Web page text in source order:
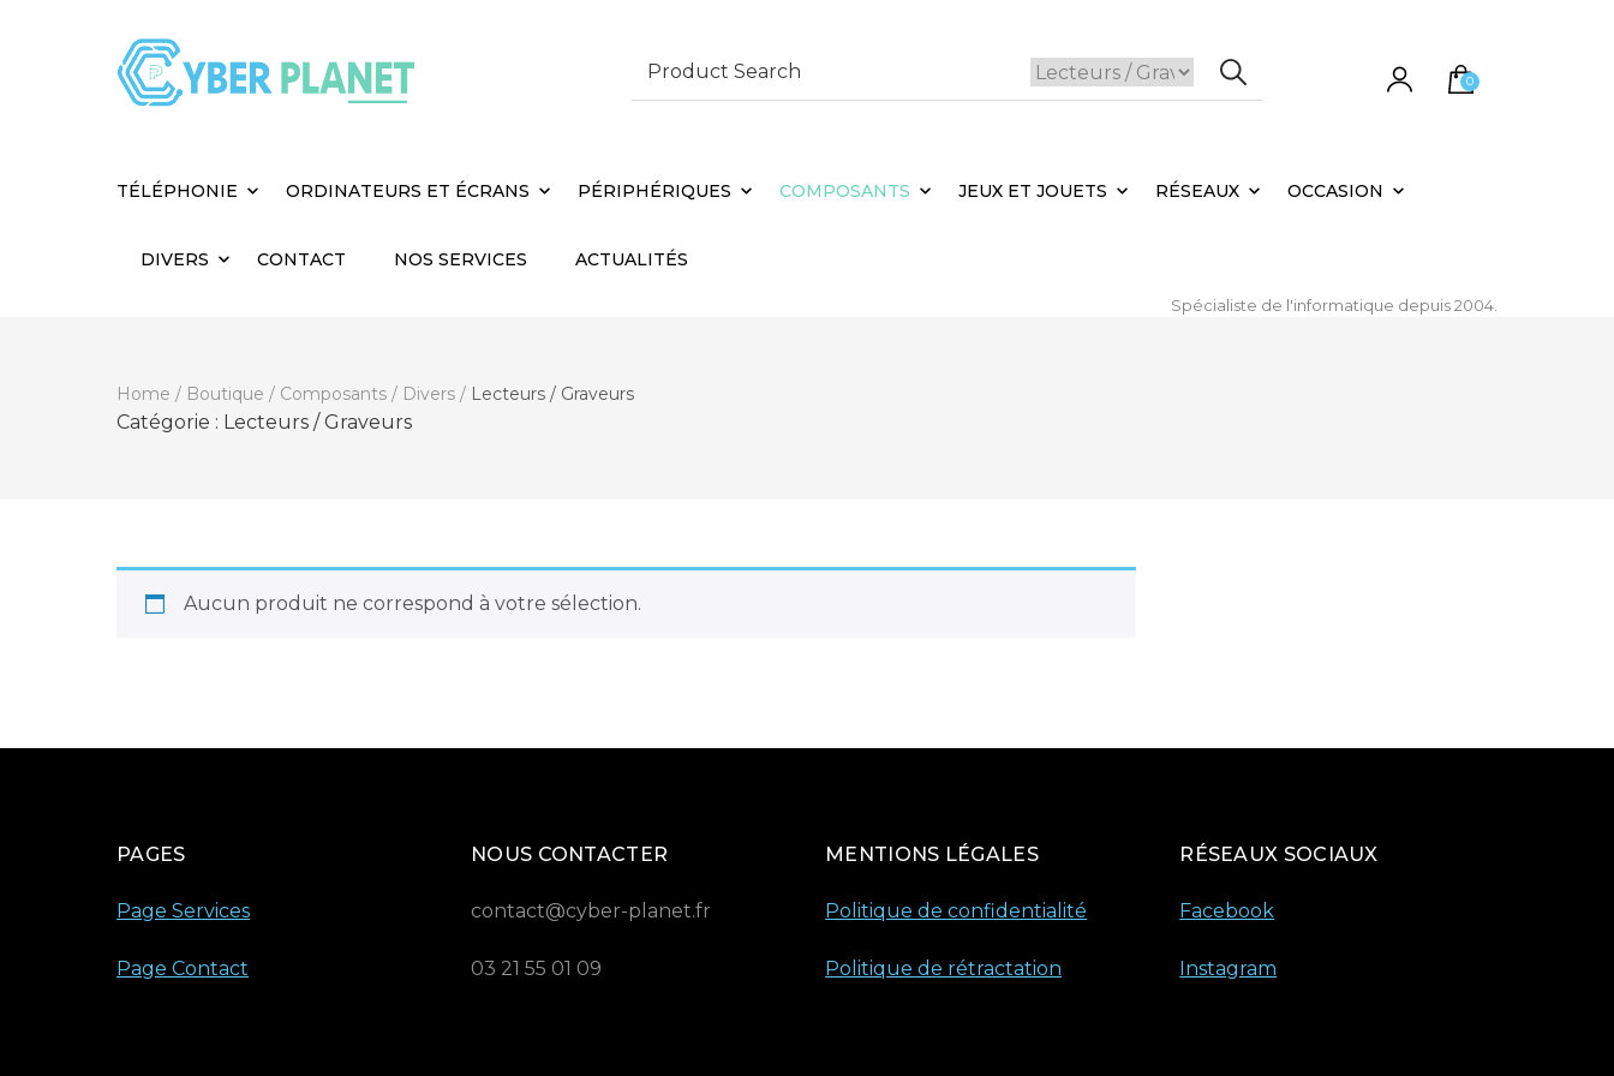
Search
for:
0
TÉLÉPHONIE ORDINATEURS ET ÉCRANS PÉRIPHÉRIQUES COMPOSANTS JEUX ET JOUETS RÉSEAUX OCCASION
DIVERS CONTACT NOS SERVICES ACTUALITÉS
Spécialiste de l'informatique depuis 2004.
Home / Boutique / Composants / Divers / Lecteurs / Graveurs
Catégorie : Lecteurs / Graveurs
Aucun produit ne correspond à votre sélection.
PAGES
Page Services
Page Contact
NOUS CONTACTER
contact@cyber-planet.fr
03 21 55 01 09
MENTIONS LÉGALES
Politique de confidentialité
Politique de rétractation
RÉSEAUX SOCIAUX
Facebook
Instagram